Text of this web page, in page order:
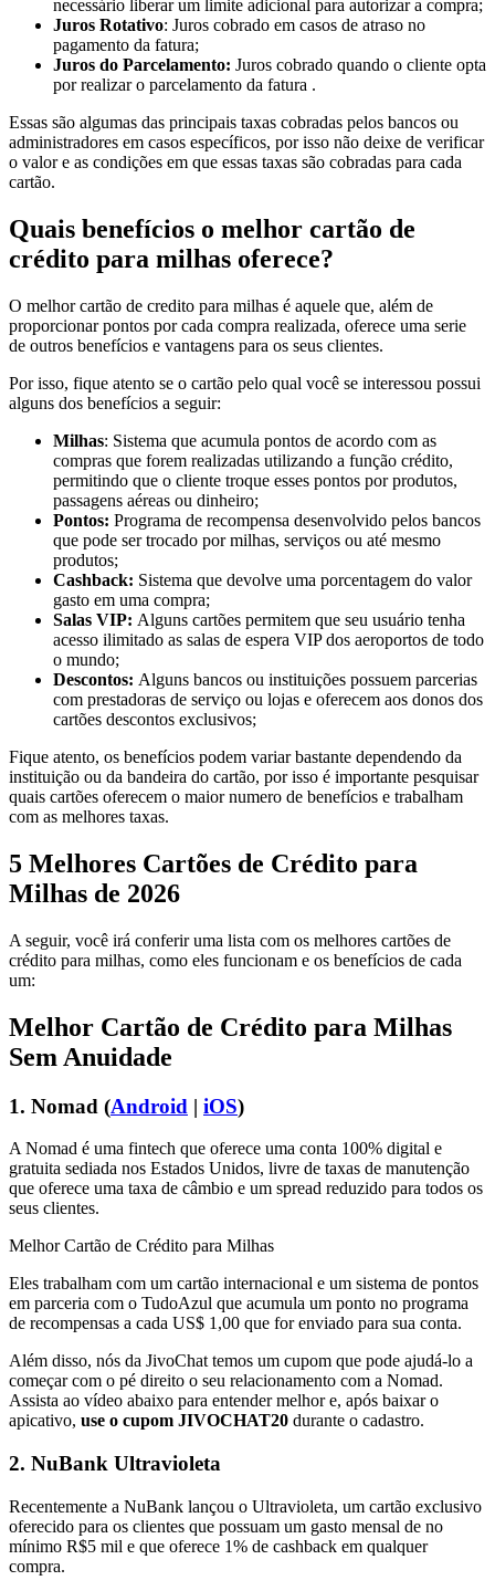
necessário liberar um limite adicional para autorizar a compra;
Juros Rotativo: Juros cobrado em casos de atraso no
pagamento da fatura;
Juros do Parcelamento: Juros cobrado quando o cliente opta
por realizar o parcelamento da fatura .
Essas são algumas das principais taxas cobradas pelos bancos ou
administradores em casos específicos, por isso não deixe de verificar
o valor e as condições em que essas taxas são cobradas para cada
cartão.
Quais benefícios o melhor cartão de
crédito para milhas oferece?
O melhor cartão de credito para milhas é aquele que, além de
proporcionar pontos por cada compra realizada, oferece uma serie
de outros benefícios e vantagens para os seus clientes.
Por isso, fique atento se o cartão pelo qual você se interessou possui
alguns dos benefícios a seguir:
Milhas: Sistema que acumula pontos de acordo com as
compras que forem realizadas utilizando a função crédito,
permitindo que o cliente troque esses pontos por produtos,
passagens aéreas ou dinheiro;
Pontos: Programa de recompensa desenvolvido pelos bancos
que pode ser trocado por milhas, serviços ou até mesmo
produtos;
Cashback: Sistema que devolve uma porcentagem do valor
gasto em uma compra;
Salas VIP: Alguns cartões permitem que seu usuário tenha
acesso ilimitado as salas de espera VIP dos aeroportos de todo
o mundo;
Descontos: Alguns bancos ou instituições possuem parcerias
com prestadoras de serviço ou lojas e oferecem aos donos dos
cartões descontos exclusivos;
Fique atento, os benefícios podem variar bastante dependendo da
instituição ou da bandeira do cartão, por isso é importante pesquisar
quais cartões oferecem o maior numero de benefícios e trabalham
com as melhores taxas.
5 Melhores Cartões de Crédito para
Milhas de 2026
A seguir, você irá conferir uma lista com os melhores cartões de
crédito para milhas, como eles funcionam e os benefícios de cada
um:
Melhor Cartão de Crédito para Milhas
Sem Anuidade
1. Nomad (Android | iOS)
A Nomad é uma fintech que oferece uma conta 100% digital e
gratuita sediada nos Estados Unidos, livre de taxas de manutenção
que oferece uma taxa de câmbio e um spread reduzido para todos os
seus clientes.
Melhor Cartão de Crédito para Milhas
Eles trabalham com um cartão internacional e um sistema de pontos
em parceria com o TudoAzul que acumula um ponto no programa
de recompensas a cada US$ 1,00 que for enviado para sua conta.
Além disso, nós da JivoChat temos um cupom que pode ajudá-lo a
começar com o pé direito o seu relacionamento com a Nomad.
Assista ao vídeo abaixo para entender melhor e, após baixar o
apicativo, use o cupom JIVOCHAT20 durante o cadastro.
2. NuBank Ultravioleta
Recentemente a NuBank lançou o Ultravioleta, um cartão exclusivo
oferecido para os clientes que possuam um gasto mensal de no
mínimo R$5 mil e que oferece 1% de cashback em qualquer
compra.